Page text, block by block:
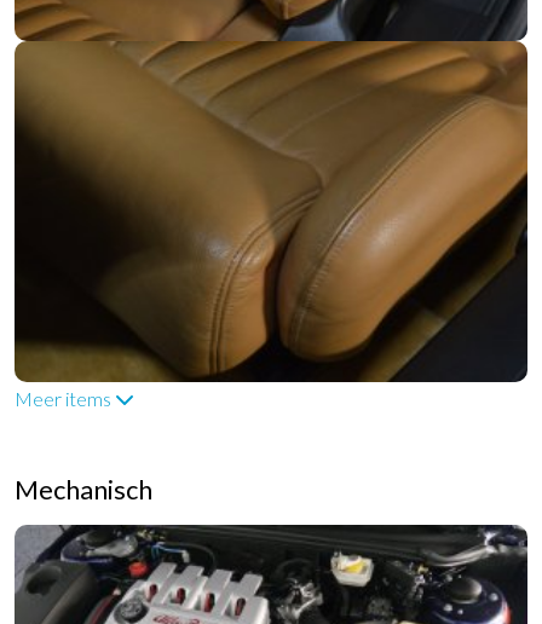
Meer items
Mechanisch